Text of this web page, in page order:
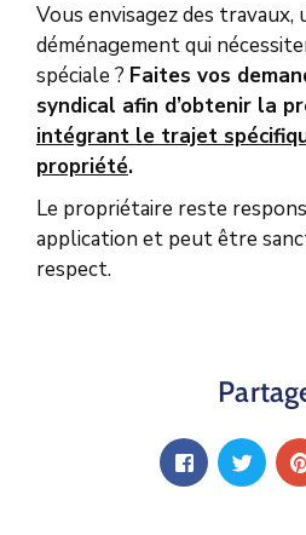
Vous envisagez des travaux,
déménagement qui
spéciale ? Faites vos
syndical afin d’obtenir la
intégrant le trajet
propriété.
Le propriétaire reste
application et peut être
respect.